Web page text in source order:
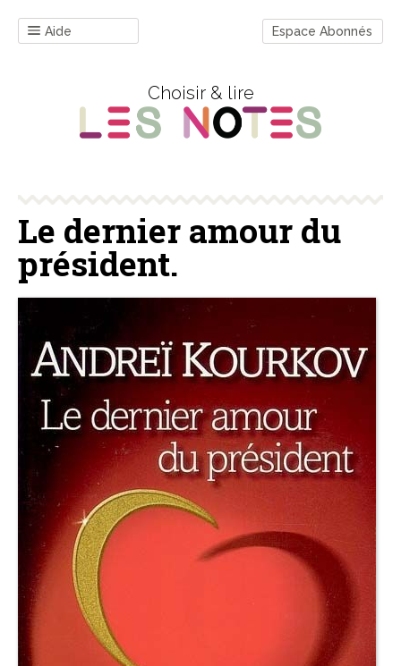
Aide Espace Abonnés
Choisir & lire
Le dernier amour du
président.